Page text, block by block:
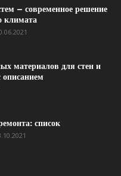
– современное решение
климата
материалов для стен и
описанием
список